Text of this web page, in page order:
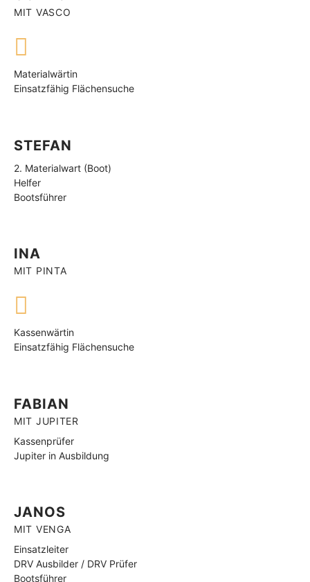
MIT VASCO
Materialwärtin
Einsatzfähig Flächensuche
STEFAN
2. Materialwart (Boot)
Helfer
Bootsführer
INA
MIT PINTA
Kassenwärtin
Einsatzfähig Flächensuche
FABIAN
MIT JUPITER
Kassenprüfer
Jupiter in Ausbildung
JANOS
MIT VENGA
Einsatzleiter
DRV Ausbilder / DRV Prüfer
Bootsführer